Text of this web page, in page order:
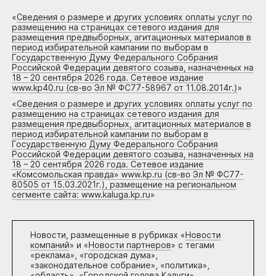
«Сведения о размере и других условиях оплаты услуг по
размещению на страницах сетевого издания для
размещения предвыборных, агитационных материалов в
период избирательной кампании по выборам в
Государственную Думу Федерального Собрания
Российской Федерации девятого созыва, назначенных на
18 – 20 сентября 2026 года. Сетевое издание
www.kp40.ru (св-во Эл № ФС77-58967 от 11.08.2014г.)»
«Сведения о размере и других условиях оплаты услуг по
размещению на страницах сетевого издания для
размещения предвыборных, агитационных материалов в
период избирательной кампании по выборам в
Государственную Думу Федерального Собрания
Российской Федерации девятого созыва, назначенных на
18 – 20 сентября 2026 года. Сетевое издание
«Комсомольская правда» www.kp.ru (св-во Эл № ФС77-
80505 от 15.03.2021г.), размещение на региональном
сегменте сайта: www.kaluga.kp.ru»
Новости, размещенные в рубриках «Новости
компаний» и «Новости партнеров» с тегами
«реклама», «городская дума»,
«законодательное собрание», «политика»,